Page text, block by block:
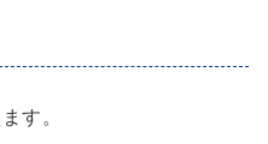
す。